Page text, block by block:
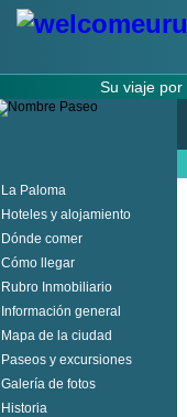
Su viaje por
La Paloma
Hoteles y alojamiento
Dónde comer
Cómo llegar
Rubro Inmobiliario
Información general
Mapa de la ciudad
Paseos y excursiones
Galería de fotos
Historia